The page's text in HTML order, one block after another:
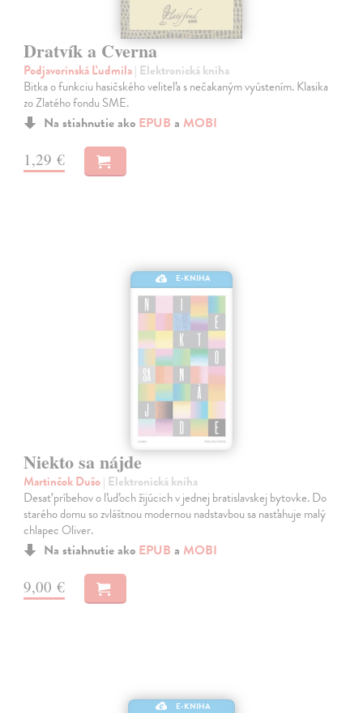
Dratvík a Cverna
Podjavorinská Ľudmila| Elektronická kniha
Bitka o funkciu hasičského veliteľa s nečakaným vyústením. Klasika
zo Zlatého fondu SME.
Na stiahnutie ako EPUB a MOBI
1,29 €
E-KNIHA
Niekto sa nájde
Martinčok Dušo| Elektronická kniha
Desať príbehov o ľuďoch žijúcich v jednej bratislavskej bytovke. Do
starého domu so zvláštnou modernou nadstavbou sa nasťahuje malý
chlapec Oliver.
Na stiahnutie ako EPUB a MOBI
9,00 €
E-KNIHA